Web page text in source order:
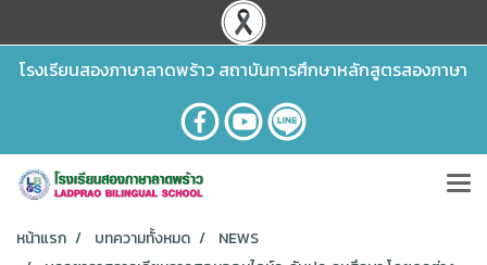
โรงเรียนสองภาษาลาดพร้าว สถาบันการศึกษาหลักสูตรสองภาษา
หน้าแรก บทความทั้งหมด
NEWS